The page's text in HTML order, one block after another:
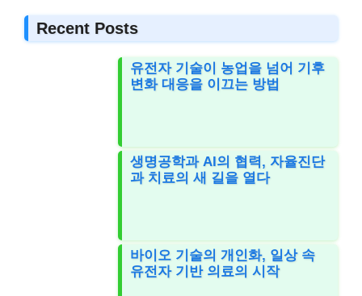
Recent Posts
유전자 기술이 농업을 넘어 기후
변화 대응을 이끄는 방법
생명공학과 AI의 협력, 자율진단
과 치료의 새 길을 열다
바이오 기술의 개인화, 일상 속
유전자 기반 의료의 시작